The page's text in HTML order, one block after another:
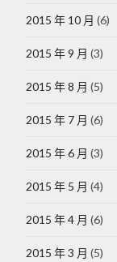
2015 年 10 月 (6)
2015 年 9 月 (3)
2015 年 8 月 (5)
2015 年 7 月 (6)
2015 年 6 月 (3)
2015 年 5 月 (4)
2015 年 4 月 (6)
2015 年 3 月 (5)